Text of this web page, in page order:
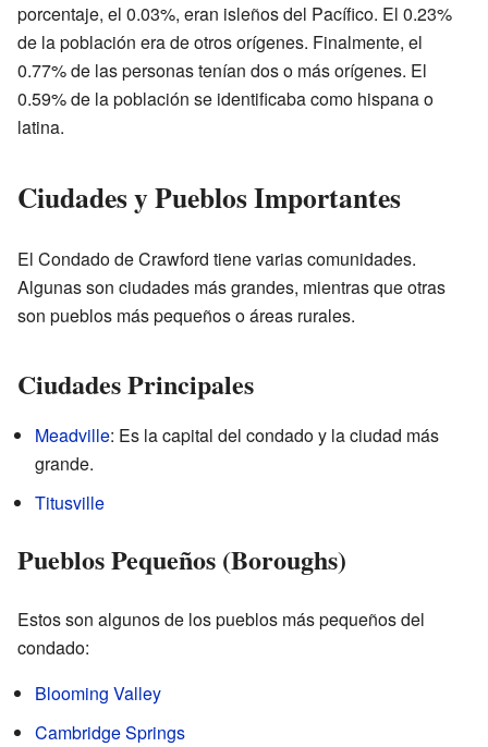
porcentaje, el 0.03%, eran isleños del Pacífico. El 0.23%
de la población era de otros orígenes. Finalmente, el
0.77% de las personas tenían dos o más orígenes. El
0.59% de la población se identificaba como hispana o
latina.
Ciudades y Pueblos Importantes
El Condado de Crawford tiene varias comunidades.
Algunas son ciudades más grandes, mientras que otras
son pueblos más pequeños o áreas rurales.
Ciudades Principales
Meadville: Es la capital del condado y la ciudad más
grande.
Titusville
Pueblos Pequeños (Boroughs)
Estos son algunos de los pueblos más pequeños del
condado:
Blooming Valley
Cambridge Springs